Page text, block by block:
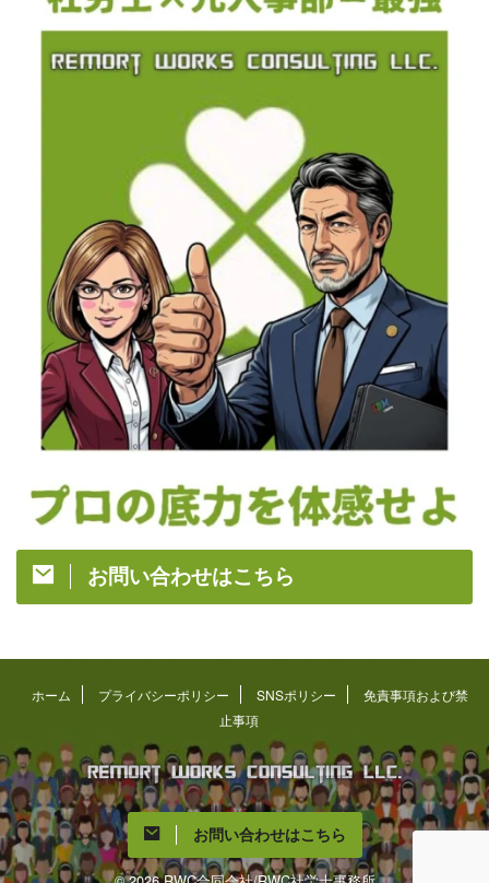
お問い合わせはこちら
ホーム プライバシーポリシー SNSポリシー
免責事項および禁
止事項
お問い合わせはこちら